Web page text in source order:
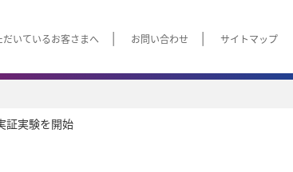
だいているお客さまへ お問い合わせ サイトマップ
証実験を開始